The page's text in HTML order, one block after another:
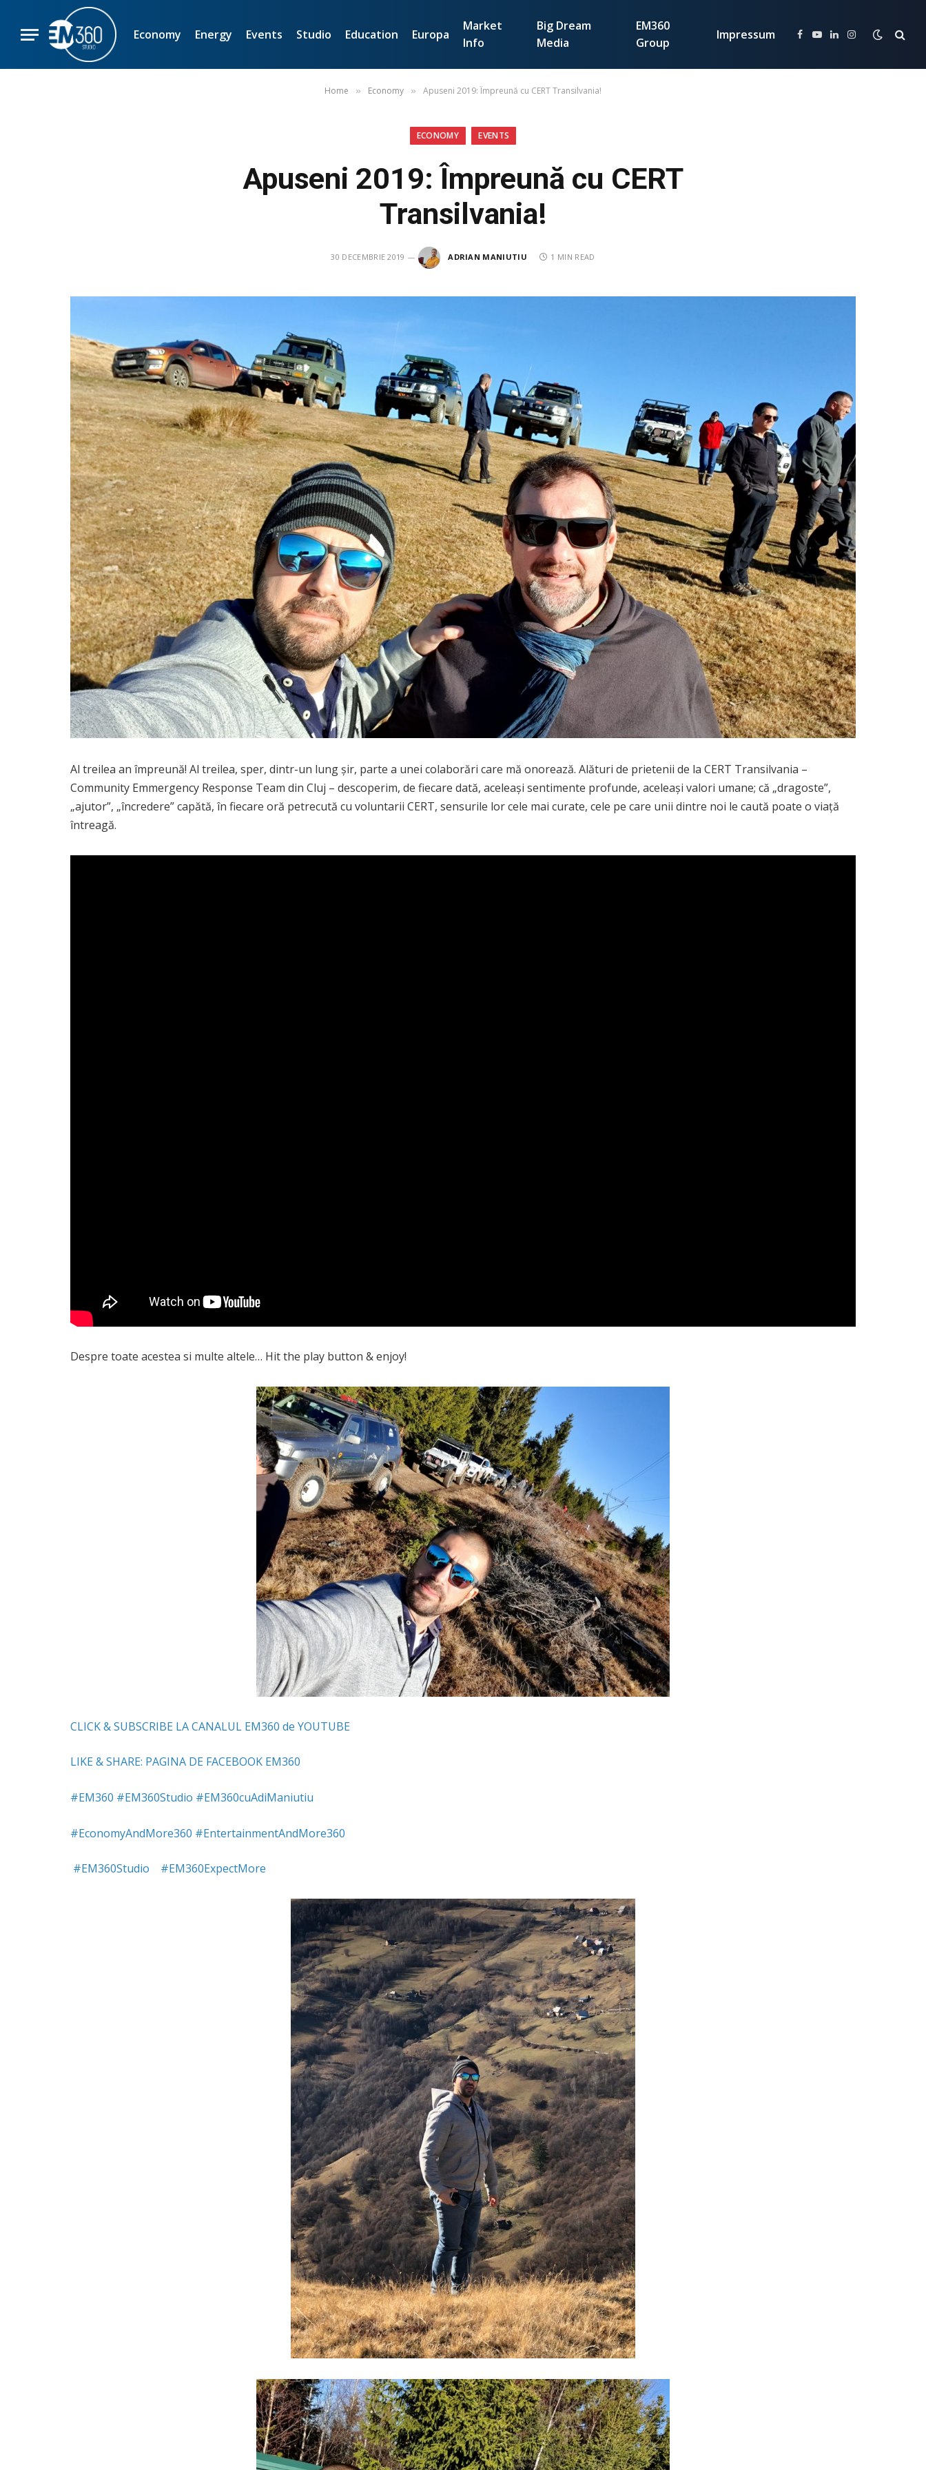
Economy Energy Events Studio Education Europa
Market
Info
Big Dream
Media
EM360
Group
Impressum Facebook
YouTube
LinkedInInstagram
Home » Economy » Apuseni 2019: Împreună cu CERT Transilvania!
ECONOMY EVENTS
Apuseni 2019: Împreună cu CERT
Transilvania!
30 DECEMBRIE 2019 ADRIAN MANIUTIU 1 MIN READ
Al treilea an împreună! Al treilea, sper, dintr-un lung șir, parte a unei colaborări care mă onorează. Alături de prietenii de la CERT Transilvania –
Community Emmergency Response Team din Cluj – descoperim, de fiecare dată, aceleași sentimente profunde, aceleași valori umane; că „dragoste”,
„ajutor”, „încredere” capătă, în fiecare oră petrecută cu voluntarii CERT, sensurile lor cele mai curate, cele pe care unii dintre noi le caută poate o viață
întreagă.
Despre toate acestea si multe altele… Hit the play button & enjoy!
CLICK & SUBSCRIBE LA CANALUL EM360 de YOUTUBE
LIKE & SHARE: PAGINA DE FACEBOOK EM360
#EM360 #EM360Studio #EM360cuAdiManiutiu
#EconomyAndMore360 #EntertainmentAndMore360
#EM360Studio #EM360ExpectMore